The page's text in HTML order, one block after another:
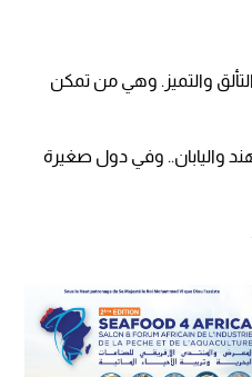
والتميز. وهي من تمكن
واليابان.. وفي دول صغيرة